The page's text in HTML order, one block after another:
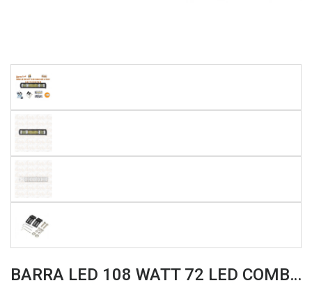
BARRA LED 108 WATT 72 LED COMBO 4680 LM 12/24V 780 GR